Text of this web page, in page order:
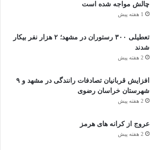
چالش مواجه شده است
1 هفته پیش
تعطیلی ۳۰۰ رستوران در مشهد؛ ۲ هزار نفر بیکار
شدند
2 هفته پیش
افزایش قربانیان تصادفات رانندگی در مشهد و ۹
شهرستان خراسان رضوی
2 هفته پیش
عروج از کرانه های هرمز
2 هفته پیش